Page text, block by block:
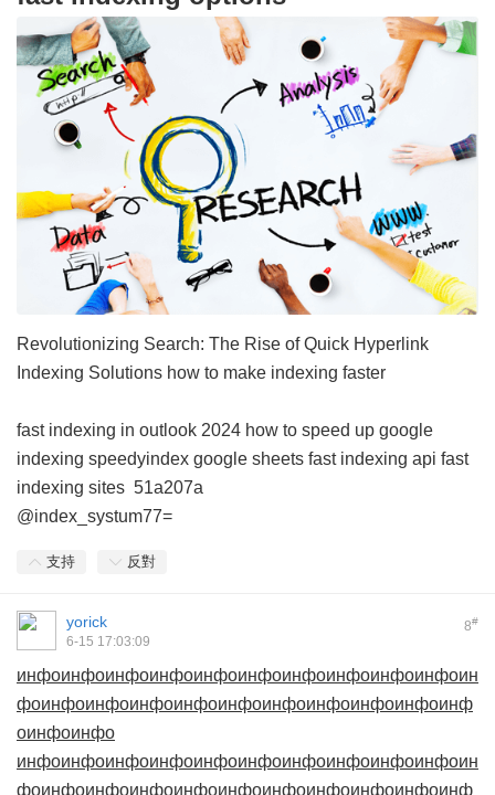
Revolutionizing Search: The Rise of Quick Hyperlink
Indexing Solutions how to make indexing faster
fast indexing in outlook 2024 how to speed up google
indexing speedyindex google sheets fast indexing api fast
indexing sites 51a207a
@index_systum77=
支持 反對
8#
yorick
6-15 17:03:09
инфоинфоинфоинфоинфоинфоинфоинфоинфоинфоин
фоинфоинфоинфоинфоинфоинфоинфоинфоинфоинф
оинфоинфо
инфоинфоинфоинфоинфоинфоинфоинфоинфоинфоин
фоинфоинфоинфоинфоинфоинфоинфоинфоинфоинф